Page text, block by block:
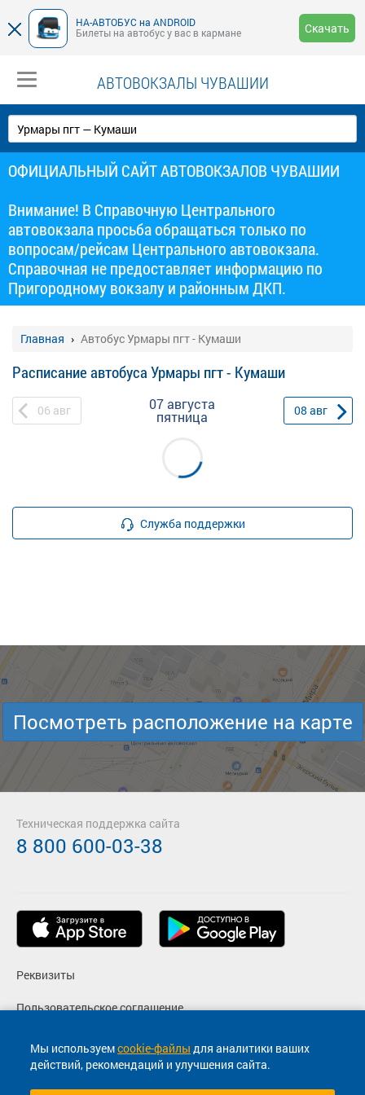
НА-АВТОБУС на ANDROID
Билеты на автобус у вас в кармане
Скачать
АВТОВОКЗАЛЫ ЧУВАШИИ
ОФИЦИАЛЬНЫЙ САЙТ АВТОВОКЗАЛОВ ЧУВАШИИ
Внимание! В Справочную Центрального
автовокзала просьба обращаться только по
вопросам/рейсам Центрального автовокзала.
Справочная не предоставляет информацию по
Пригородному вокзалу и районным ДКП.
Главная Автобус Урмары пгт - Кумаши
Расписание автобуса Урмары пгт - Кумаши
06 авг 07 августа
пятница 08 авг
Служба поддержки
Мы используемcookie-файлы для аналитики ваших
действий, рекомендаций и улучшения сайта.
Посмотреть расположение на карте
Реквизиты
Пользовательское соглашение
Политика конфиденциальности
Согласие на маркетинговые сообщения
Техническая поддержка сайта
8 800 600-03-38